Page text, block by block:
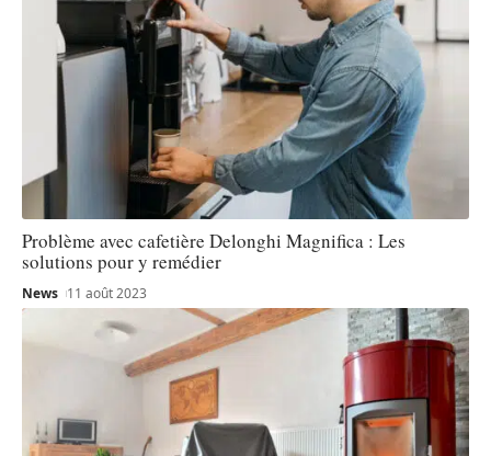
Problème avec cafetière Delonghi Magnifica : Les
solutions pour y remédier
News 11 août 2023